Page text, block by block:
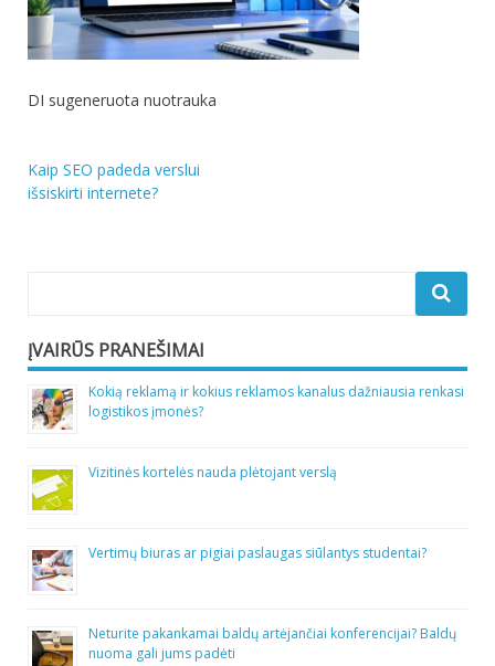
DI sugeneruota nuotrauka
Navigacija
tarp
Kaip SEO padeda verslui
išsiskirti internete?
ĮVAIRŪS PRANEŠIMAI
Kokią reklamą ir kokius reklamos kanalus dažniausia renkasi
logistikos įmonės?
Vizitinės kortelės nauda plėtojant verslą
Vertimų biuras ar pigiai paslaugas siūlantys studentai?
Neturite pakankamai baldų artėjančiai konferencijai? Baldų
nuoma gali jums padėti